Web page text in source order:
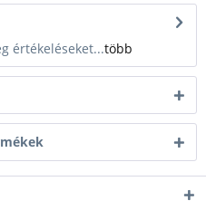
értékeléseket...több